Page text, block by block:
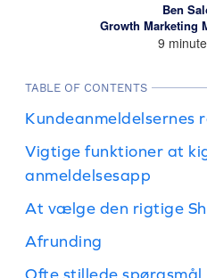
Ben
Growth Marketing
9
TABLE OF CONTENTS
Kundeanmeldelsernes
Vigtige funktioner at
anmeldelsesapp
At vælge den rigtige
Afrunding
Ofte stillede spørgsmål